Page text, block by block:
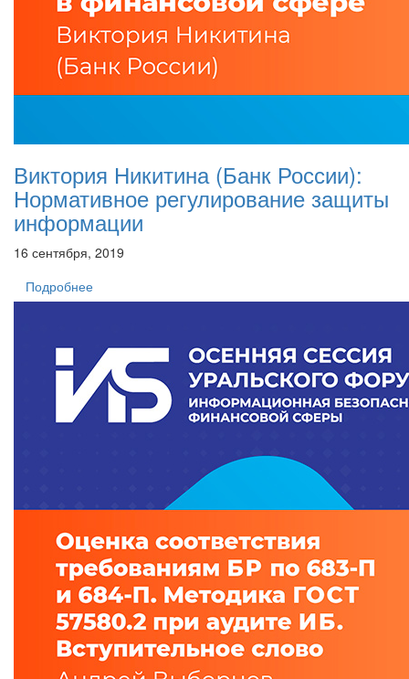
Виктория Никитина (Банк России):
Нормативное регулирование защиты
информации
16 сентября, 2019
Подробнее